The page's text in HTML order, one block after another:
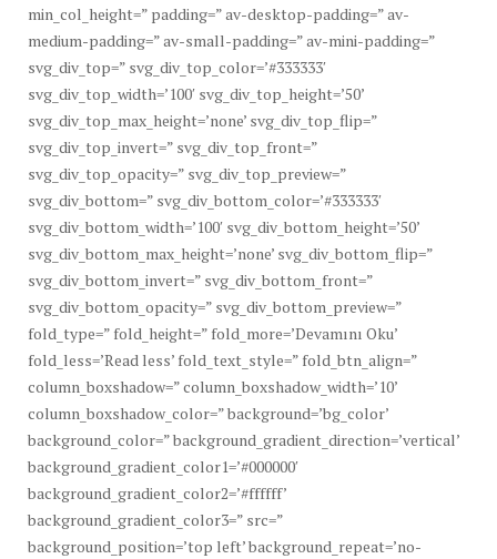
min_col_height=” padding=” av-desktop-padding=” av-
medium-padding=” av-small-padding=” av-mini-padding=”
svg_div_top=” svg_div_top_color=’#333333′
svg_div_top_width=’100′ svg_div_top_height=’50’
svg_div_top_max_height=’none’ svg_div_top_flip=”
svg_div_top_invert=” svg_div_top_front=”
svg_div_top_opacity=” svg_div_top_preview=”
svg_div_bottom=” svg_div_bottom_color=’#333333′
svg_div_bottom_width=’100′ svg_div_bottom_height=’50’
svg_div_bottom_max_height=’none’ svg_div_bottom_flip=”
svg_div_bottom_invert=” svg_div_bottom_front=”
svg_div_bottom_opacity=” svg_div_bottom_preview=”
fold_type=” fold_height=” fold_more=’Devamını Oku’
fold_less=’Read less’ fold_text_style=” fold_btn_align=”
column_boxshadow=” column_boxshadow_width=’10’
column_boxshadow_color=” background=’bg_color’
background_color=” background_gradient_direction=’vertical’
background_gradient_color1=’#000000′
background_gradient_color2=’#ffffff’
background_gradient_color3=” src=”
background_position=’top left’ background_repeat=’no-